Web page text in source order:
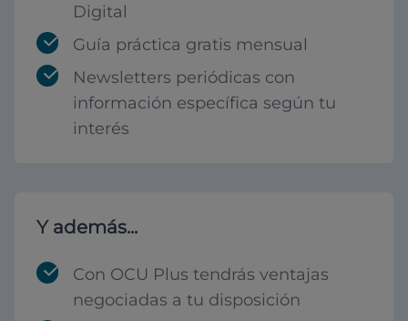
Digital
Guía práctica gratis mensual
Newsletters periódicas con
información específica según tu
interés
Y además...
Con OCU Plus tendrás ventajas
negociadas a tu disposición